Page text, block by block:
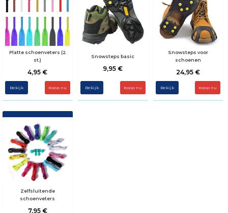
Platte schoenveters (2
st.)
4,95 €
Bekijk Koop nu
Snowsteps basic
9,95 €
Bekijk
Snowsteps voor
schoenen
24,95 €
Bekijk Koop nu
Zelfsluitende
schoenveters
7,95 €